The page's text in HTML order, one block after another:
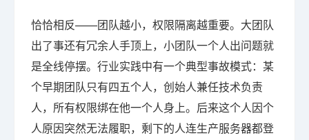
恰恰相反——团队越小，权限隔离越重要。大团队
出了事还有冗余人手顶上，小团队一个人出问题就
是全线停摆。行业实践中有一个典型事故模式：某
个早期团队只有四五个人，创始人兼任技术负责
人，所有权限绑在他一个人身上。后来这个人因个
人原因突然无法履职，剩下的人连生产服务器都登